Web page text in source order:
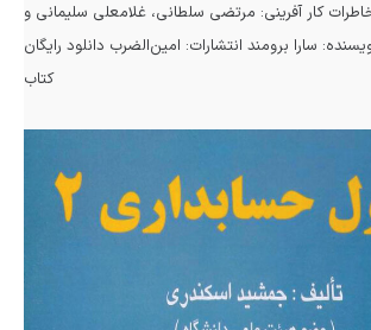
کار آفرینی: مرتضی سلطانی، غلامعلی سلیمانی و
سارا برومند انتشارات: امین‌الضرب دانلود رایگان
کتاب